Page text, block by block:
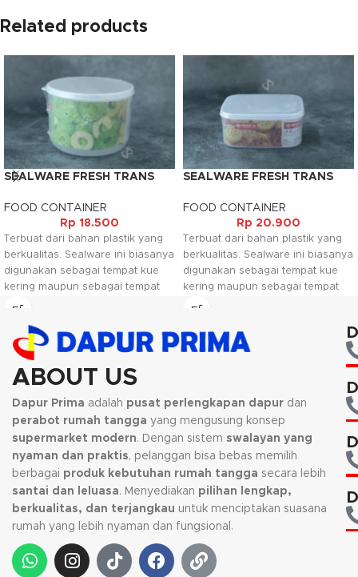
Related products
SEALWARE FRESH TRANS
FOOD CONTAINER
Rp 18.500
Terbuat dari bahan plastik yang
berkualitas. Sealware ini biasanya
digunakan sebagai tempat kue
kering maupun sebagai tempat
bahan makanan sesuai dengan
juga mudah dibersihkan sehingga
dapat digunakan berulang ulang,
dan dapat digunakan pada
mcrowave untuk memanaskan
dengan catatan tutupnya harus
SEALWARE FRESH TRANS
FOOD CONTAINER
Rp 20.900
Terbuat dari bahan plastik yang
berkualitas. Sealware ini biasanya
digunakan sebagai tempat kue
kering maupun sebagai tempat
bahan makanan sesuai dengan
juga mudah dibersihkan sehingga
dapat digunakan berulang ulang,
dengan catatan tutupnya harus
ABOUT US
Dapur Prima adalah pusat perlengkapan dapur dan
perabot rumah tangga yang mengusung konsep
supermarket modern. Dengan sistem swalayan yang
nyaman dan praktis, pelanggan bisa bebas memilih
berbagai produk kebutuhan rumah tangga secara lebih
santai dan leluasa. Menyediakan pilihan lengkap,
berkualitas, dan terjangkau untuk menciptakan suasana
rumah yang lebih nyaman dan fungsional.